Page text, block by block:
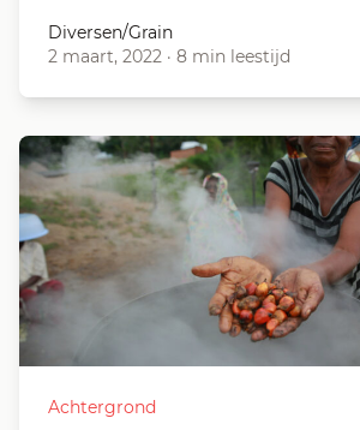
Diversen/Grain
2 maart, 2022 · 8 min leestijd
Achtergrond